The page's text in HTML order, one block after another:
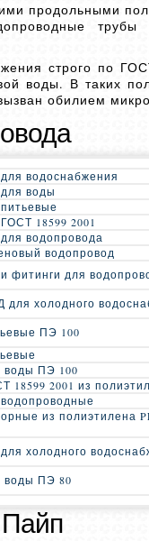
продольными
трубы
строго по
воды. В таких
обилием
водоснабжения
воды
18599 2001
водопровода
водопровод
фитинги для
для холодного
ПЭ 100
воды ПЭ 100
18599 2001 из
из полиэтилена
холодного
воды ПЭ 80